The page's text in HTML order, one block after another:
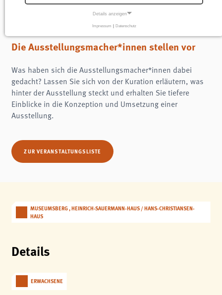
Führung mit der Kuration
Die Ausstellungsmacher*innen stellen vor
Was haben sich die Ausstellungsmacher*innen dabei
gedacht? Lassen Sie sich von der Kuration erläutern, was
hinter der Ausstellung steckt und erhalten Sie tiefere
Einblicke in die Konzeption und Umsetzung einer
Ausstellung.
ZUR VERANSTALTUNGSLISTE
MUSEUMSBERG , HEINRICH-SAUERMANN-HAUS / HANS-CHRISTIANSEN-
HAUS
Details
ERWACHSENE
Details anzeigen
einwandfreie Funktion der Website erforderlich.
Name:
fe_typo3_user
Anbieter:
museumsberg.de
Cookie Laufzeit:
1 Jahr
STATISTIK
Statistik Cookies erfassen Informationen anonym. Diese Informationen helfen uns
Impressum | Datenschutz